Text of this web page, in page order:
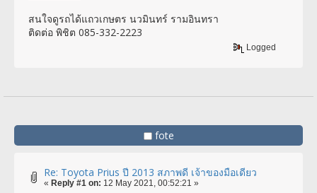
สนใจดูรถได้แถวเกษตร นวมินทร์ รามอินทรา
ติดต่อ พิชิต 085-332-2223
Logged
fote
Re: Toyota Prius ปี 2013 สภาพดี เจ้าของมือเดียว
« Reply #1 on: 12 May 2021, 00:52:21 »